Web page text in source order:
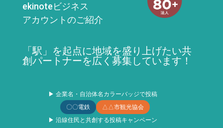
ekinoteビジネス
アカウントのご紹介
「駅」を起点に地域を盛り上げたい共
創パートナーを広く募集しています！
▶ 企業名・自治体名カラーバッジで投稿
〇〇電鉄
△△市観光協会
▶ 沿線住民と共創する投稿キャンペーン